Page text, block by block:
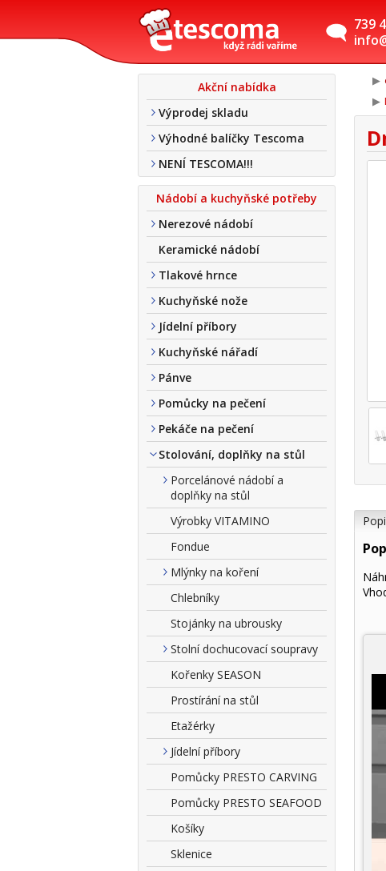
739
Akční nabídka
Výprodej skladu
Výhodné balíčky Tescoma
NENÍ TESCOMA!!!
Nádobí a kuchyňské potřeby
Nerezové nádobí
Keramické nádobí
Tlakové hrnce
Kuchyňské nože
Jídelní příbory
Kuchyňské nářadí
Pánve
Pomůcky na pečení
Pekáče na pečení
Stolování, doplňky na stůl
Porcelánové nádobí a
doplňky na stůl
Výrobky VITAMINO
Fondue
Mlýnky na koření
Chlebníky
Stojánky na ubrousky
Stolní dochucovací soupravy
Kořenky SEASON
Prostírání na stůl
Etažérky
Jídelní příbory
Pomůcky PRESTO CARVING
Pomůcky PRESTO SEAFOOD
Košíky
Sklenice